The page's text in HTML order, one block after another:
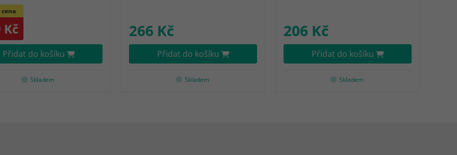
Kč
Přidat do košíku
Skladem
266 Kč
Přidat do košíku
Skladem
206 Kč
Přidat do košíku
Skladem